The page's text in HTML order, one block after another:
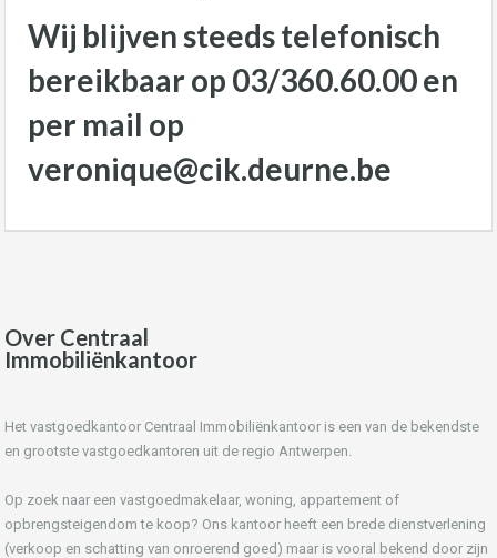
Wij blijven steeds telefonisch
bereikbaar op 03/360.60.00 en
per mail op
veronique@cik.deurne.be
Over Centraal
Immobiliënkantoor
Het vastgoedkantoor Centraal Immobiliënkantoor is een van de bekendste
en grootste vastgoedkantoren uit de regio Antwerpen.
Op zoek naar een vastgoedmakelaar, woning, appartement of
opbrengsteigendom te koop? Ons kantoor heeft een brede dienstverlening
(verkoop en schatting van onroerend goed) maar is vooral bekend door zijn